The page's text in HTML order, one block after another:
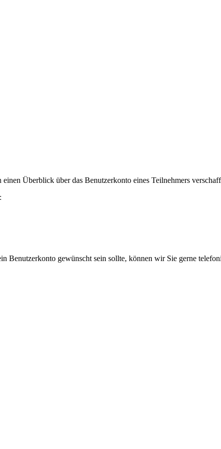
einen Überblick über das Benutzerkonto eines Teilnehmers
Benutzerkonto gewünscht sein sollte, können wir Sie gerne